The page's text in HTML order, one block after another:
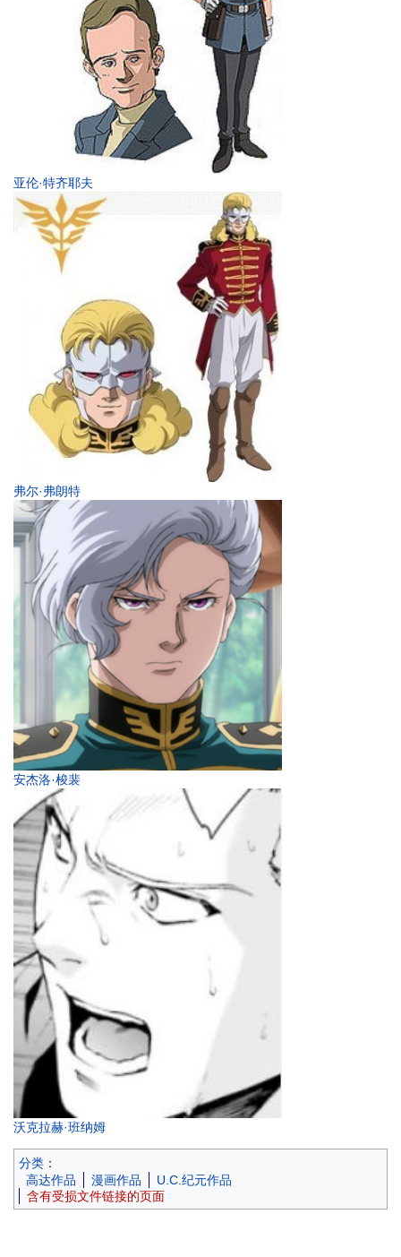
亚伦·特齐耶夫
弗尔·弗朗特
安杰洛·梭裴
沃克拉赫·班纳姆
分类 ：
高达作品
漫画作品
U.C.纪元作品
含有受损文件链接的页面